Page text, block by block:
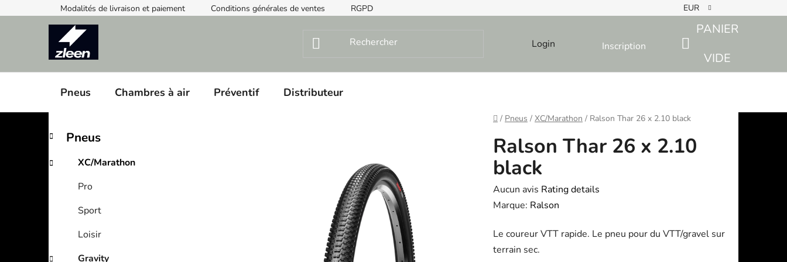
to
Modalités de livraison et paiement Conditions générales de ventes RGPD EUR
Login Inscription
SHOPPING
PANIER
VIDE
Pneus Chambres à air Préventif Distributeur
Home
/ Pneus / XC/Marathon / Ralson Thar 26 x 2.10 black
S
d
Skip
categories
C
a
e
Pneus
XC/Marathon
Pro
Sport
Loisir
Gravity
Ralson Thar 26 x 2.10
black
The
average
rating
is
Aucun avis Rating details
Marque: Ralson
Le coureur VTT rapide. Le pneu pour du VTT/gravel sur
terrain sec.